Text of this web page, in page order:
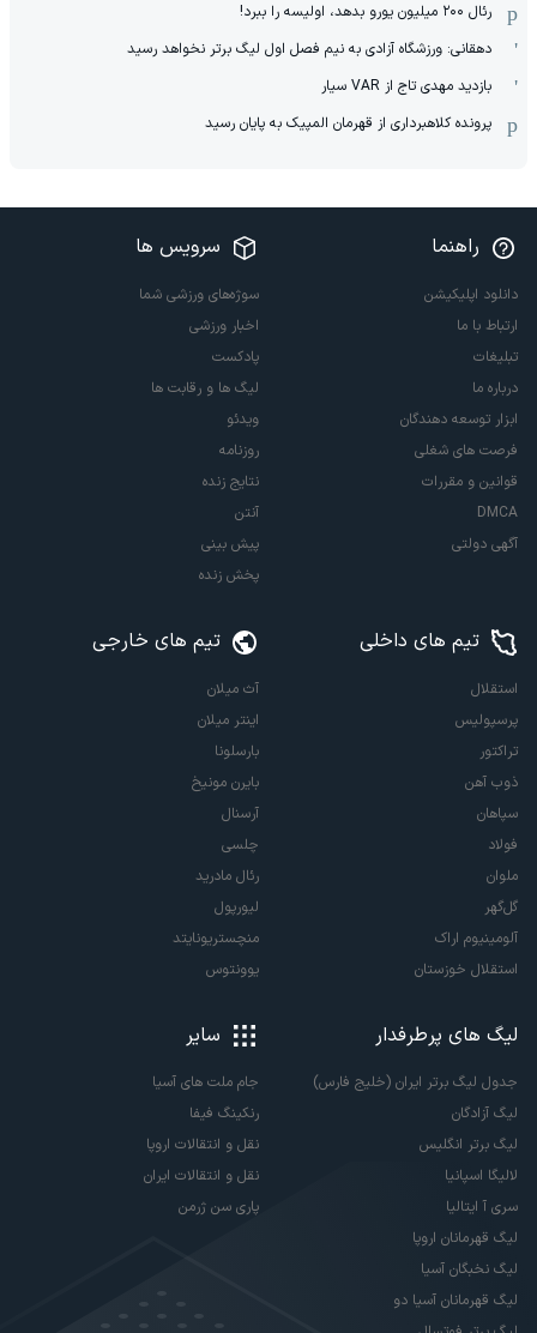
رئال ۲۰۰ میلیون یورو بدهد، اولیسه را ببرد!
دهقانی: ورزشگاه آزادی به نیم فصل اول لیگ برتر نخواهد رسید
بازدید مهدی تاج از VAR سیار
پرونده کلاهبرداری از قهرمان المپیک به پایان رسید
راهنما
دانلود اپلیکیشن
ارتباط با ما
تبلیغات
درباره ما
ابزار توسعه دهندگان
فرصت های شغلی
قوانین و مقررات
DMCA
آگهی دولتی
سرویس ها
سوژه‌های ورزشی شما
اخبار ورزشی
پادکست
لیگ ها و رقابت ها
ویدئو
روزنامه
نتایج زنده
آنتن
پیش بینی
پخش زنده
تیم های داخلی
استقلال
پرسپولیس
تراکتور
ذوب آهن
سپاهان
فولاد
ملوان
گل‌گهر
آلومینیوم اراک
استقلال خوزستان
تیم های خارجی
آث میلان
اینتر میلان
بارسلونا
بایرن مونیخ
آرسنال
چلسی
رئال مادرید
لیورپول
منچستریونایتد
یوونتوس
لیگ های پرطرفدار
جدول لیگ برتر ایران (خلیج فارس)
لیگ آزادگان
لیگ برتر انگلیس
لالیگا اسپانیا
سری آ ایتالیا
لیگ قهرمانان اروپا
لیگ نخبگان آسیا
لیگ قهرمانان آسیا دو
سایر
جام ملت های آسیا
رنکینگ فیفا
نقل و انتقالات اروپا
نقل و انتقالات ایران
پاری سن ژرمن